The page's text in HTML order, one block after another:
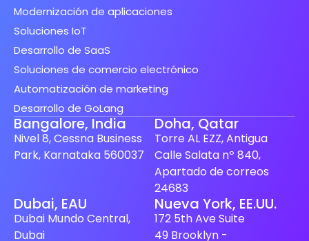
Modernización de aplicaciones
Soluciones IoT
Desarrollo de SaaS
Soluciones de comercio electrónico
Automatización de marketing
Desarrollo de GoLang
Bangalore, India
Nivel 8, Cessna Business
Park, Karnataka 560037
Doha, Qatar
Torre AL EZZ, Antigua
Calle Salata nº 840,
Apartado de correos
24683
Dubai, EAU
Dubai Mundo Central,
Dubai
Nueva York, EE.UU.
172 5th Ave Suite
49 Brooklyn -
Swedish
Finnish